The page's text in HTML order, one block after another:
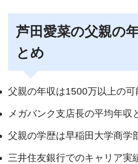
芦田愛菜の父親の
とめ
父親の年収は1500万以上の可
メガバンク支店長の平均年収
父親の学歴は早稲田大学商学
三井住友銀行でのキャリア実